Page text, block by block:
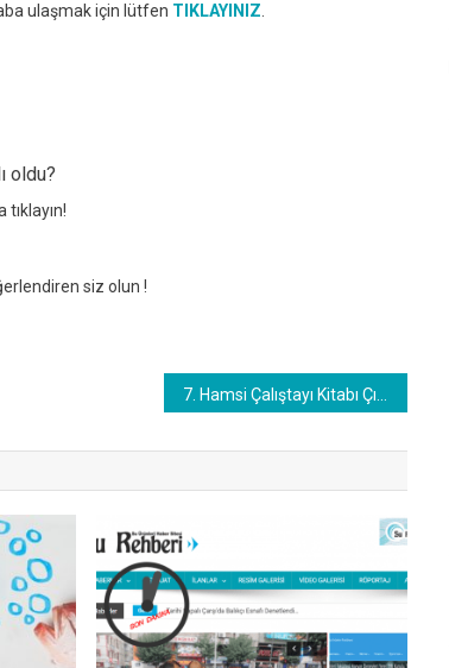
ulaşmak için lütfen TIKLAYINIZ
oldu?
tıklayın!
siz olun !